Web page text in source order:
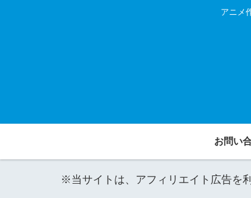
アニメ
お問い
※当サイトは、アフィリエイト広告を